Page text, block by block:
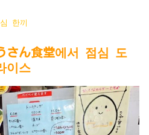
한끼
さん食堂에서 점심 도
이스